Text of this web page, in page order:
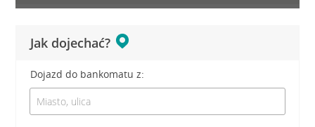
Jak dojechać?
Dojazd do bankomatu z: